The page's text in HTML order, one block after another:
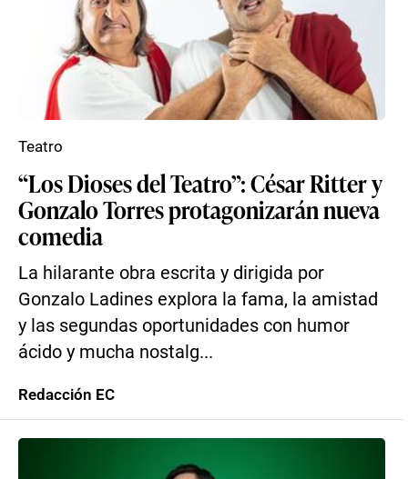
“Los Dioses del Teatro”: César Ritter y
Gonzalo Torres protagonizarán nueva
comedia
La hilarante obra escrita y dirigida por
Gonzalo Ladines explora la fama, la amistad
y las segundas oportunidades con humor
ácido y mucha nostalg...
Teatro
Redacción EC